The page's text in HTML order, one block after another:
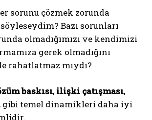
sorunu çözmek zorunda
söyleseydim? Bazı sorunları
olmadığımızı ve kendimizi
gerek olmadığını
rahatlatmaz mıydı?
baskısı, ilişki çatışması,
gibi temel dinamikleri daha iyi